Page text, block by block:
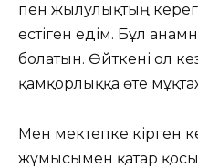
пен жылулықтың
естіген едім. Бұл
болатын. Өйткені ол
қамқорлыққа өте
Мен мектепке кірген
жұмысымен қатар